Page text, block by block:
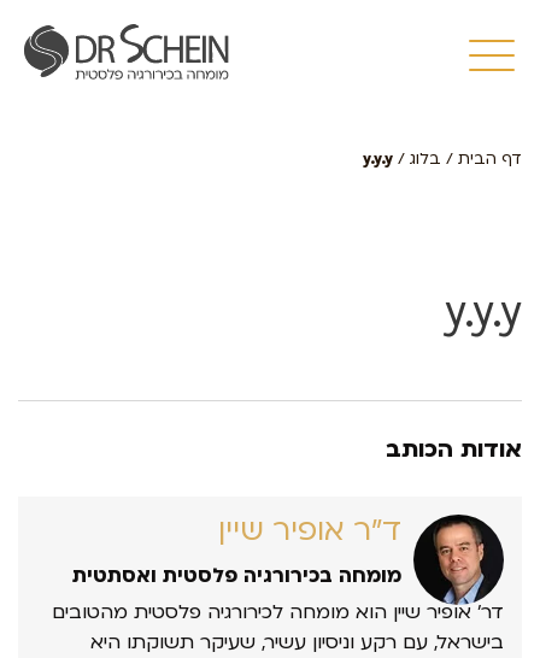
דף הבית / בלוג /
y.y.y
y.y.y
אודות הכותב
ד״ר אופיר שיין
מומחה בכירורגיה פלסטית ואסתטית
דר’ אופיר שיין הוא מומחה לכירורגיה פלסטית מהטובים
בישראל, עם רקע וניסיון עשיר, שעיקר תשוקתו היא